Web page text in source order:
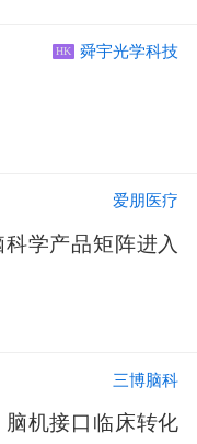
HK 舜宇光学科技
爱朋医疗
学产品矩阵进入
三博脑科
机接口临床转化